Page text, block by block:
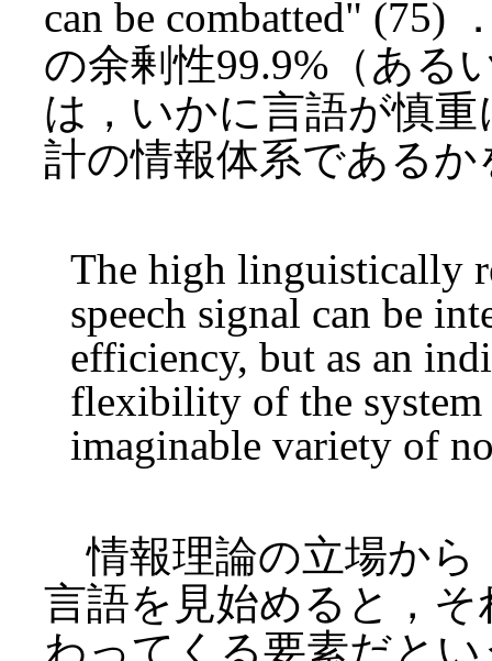
can be combatted"
の余剰性99.9%（ある
は，いかに言語が慎
計の情報体系である
The high linguistically
speech signal can be
efficiency, but as an
flexibility of the system
imaginable variety of
情報理論の立場から
言語を見始めると，
わってくる要素だと